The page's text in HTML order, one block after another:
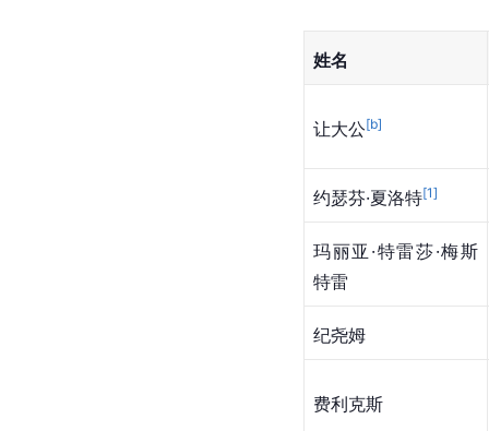
姓名
让大公[b]
约瑟芬·夏洛特[1]
玛丽亚·特雷莎·梅斯
特雷
纪尧姆
费利克斯